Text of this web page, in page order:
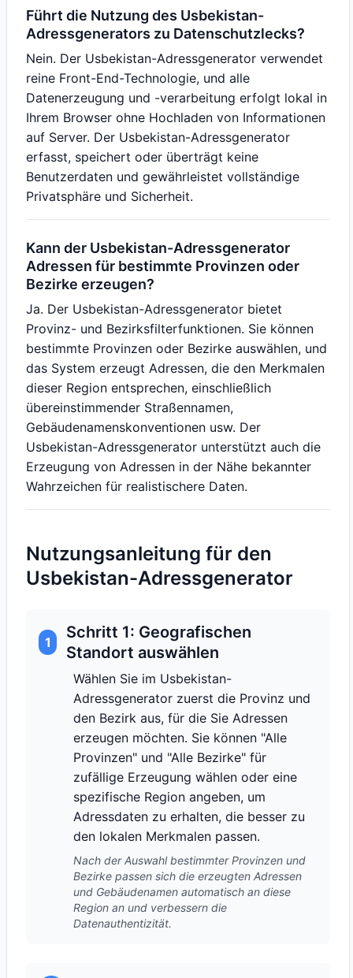
Führt die Nutzung des Usbekistan-
Adressgenerators zu Datenschutzlecks?
Nein. Der Usbekistan-Adressgenerator verwendet
reine Front-End-Technologie, und alle
Datenerzeugung und -verarbeitung erfolgt lokal in
Ihrem Browser ohne Hochladen von Informationen
auf Server. Der Usbekistan-Adressgenerator
erfasst, speichert oder überträgt keine
Benutzerdaten und gewährleistet vollständige
Privatsphäre und Sicherheit.
Kann der Usbekistan-Adressgenerator
Adressen für bestimmte Provinzen oder
Bezirke erzeugen?
Ja. Der Usbekistan-Adressgenerator bietet
Provinz- und Bezirksfilterfunktionen. Sie können
bestimmte Provinzen oder Bezirke auswählen, und
das System erzeugt Adressen, die den Merkmalen
dieser Region entsprechen, einschließlich
übereinstimmender Straßennamen,
Gebäudenamenskonventionen usw. Der
Usbekistan-Adressgenerator unterstützt auch die
Erzeugung von Adressen in der Nähe bekannter
Wahrzeichen für realistischere Daten.
Nutzungsanleitung für den
Usbekistan-Adressgenerator
1
Schritt 1: Geografischen
Standort auswählen
Wählen Sie im Usbekistan-
Adressgenerator zuerst die Provinz und
den Bezirk aus, für die Sie Adressen
erzeugen möchten. Sie können "Alle
Provinzen" und "Alle Bezirke" für
zufällige Erzeugung wählen oder eine
spezifische Region angeben, um
Adressdaten zu erhalten, die besser zu
den lokalen Merkmalen passen.
Nach der Auswahl bestimmter Provinzen und
Bezirke passen sich die erzeugten Adressen
und Gebäudenamen automatisch an diese
Region an und verbessern die
Datenauthentizität.